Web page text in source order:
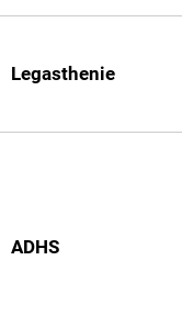
Legasthenie
ADHS